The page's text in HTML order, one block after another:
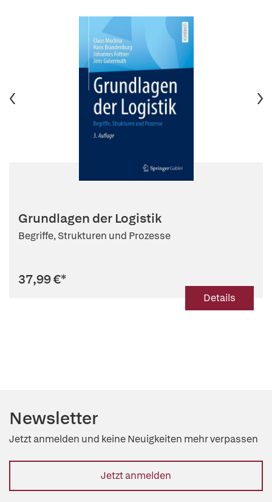
Grundlagen der Logistik
Begriffe, Strukturen und Prozesse
37,99 €*
Details
Newsletter
Jetzt anmelden und keine Neuigkeiten mehr verpassen
Jetzt anmelden